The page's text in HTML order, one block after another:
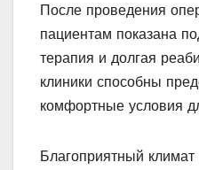
После проведения
пациентам показана
терапия и долгая
клиники способны
комфортные условия
Благоприятный